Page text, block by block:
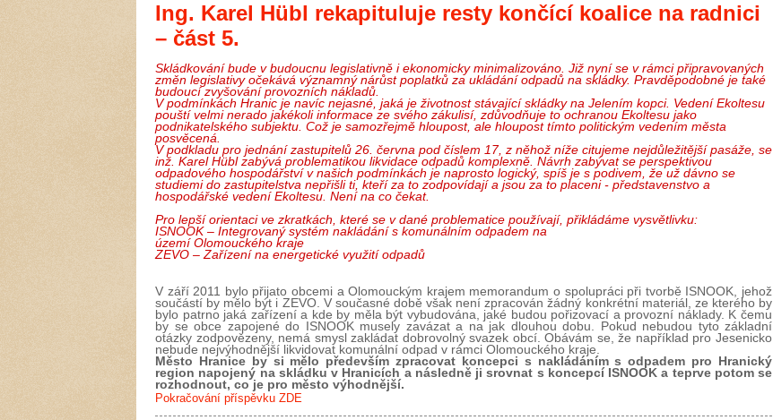
Ing. Karel Hübl rekapituluje resty končící koalice na radnici
– část 5.
Skládkování bude v budoucnu legislativně i ekonomicky minimalizováno. Již nyní se v rámci připravovaných
změn legislativy očekává významný nárůst poplatků za ukládání odpadů na skládky. Pravděpodobné je také
budoucí zvyšování provozních nákladů.
V podmínkách Hranic je navíc nejasné, jaká je životnost stávající skládky na Jelením kopci. Vedení Ekoltesu
pouští velmi nerado jakékoli informace ze svého zákulisí, zdůvodňuje to ochranou Ekoltesu jako
podnikatelského subjektu. Což je samozřejmě hloupost, ale hloupost tímto politickým vedením města
posvěcená.
V podkladu pro jednání zastupitelů 26. června pod číslem 17, z něhož níže citujeme nejdůležitější pasáže, se
inž. Karel Hübl zabývá problematikou likvidace odpadů komplexně. Návrh zabývat se perspektivou
odpadového hospodářství v našich podmínkách je naprosto logický, spíš je s podivem, že už dávno se
studiemi do zastupitelstva nepřišli ti, kteří za to zodpovídají a jsou za to placeni - představenstvo a
hospodářské vedení Ekoltesu. Není na co čekat.
Pro lepší orientaci ve zkratkách, které se v dané problematice používají, přikládáme vysvětlivku:
ISNOOK – Integrovaný systém nakládání s komunálním odpadem na
území Olomouckého kraje
ZEVO – Zařízení na energetické využití odpadů
V září 2011 bylo přijato obcemi a Olomouckým krajem memorandum o spolupráci při tvorbě ISNOOK, jehož
součástí by mělo být i ZEVO. V současné době však není zpracován žádný konkrétní materiál, ze kterého by
bylo patrno jaká zařízení a kde by měla být vybudována, jaké budou pořizovací a provozní náklady. K čemu
by se obce zapojené do ISNOOK musely zavázat a na jak dlouhou dobu. Pokud nebudou tyto základní
otázky zodpovězeny, nemá smysl zakládat dobrovolný svazek obcí. Obávám se, že například pro Jesenicko
nebude nejvýhodnější likvidovat komunální odpad v rámci Olomouckého kraje.
Město Hranice by si mělo především zpracovat koncepci s nakládáním s odpadem pro Hranický
region napojený na skládku v Hranicích a následně ji srovnat s koncepcí ISNOOK a teprve potom se
rozhodnout, co je pro město výhodnější.
Pokračování příspěvku ZDE